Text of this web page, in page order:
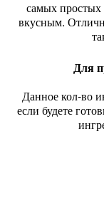
самых простых
вкусным.
Для
Данное кол-во
если будете